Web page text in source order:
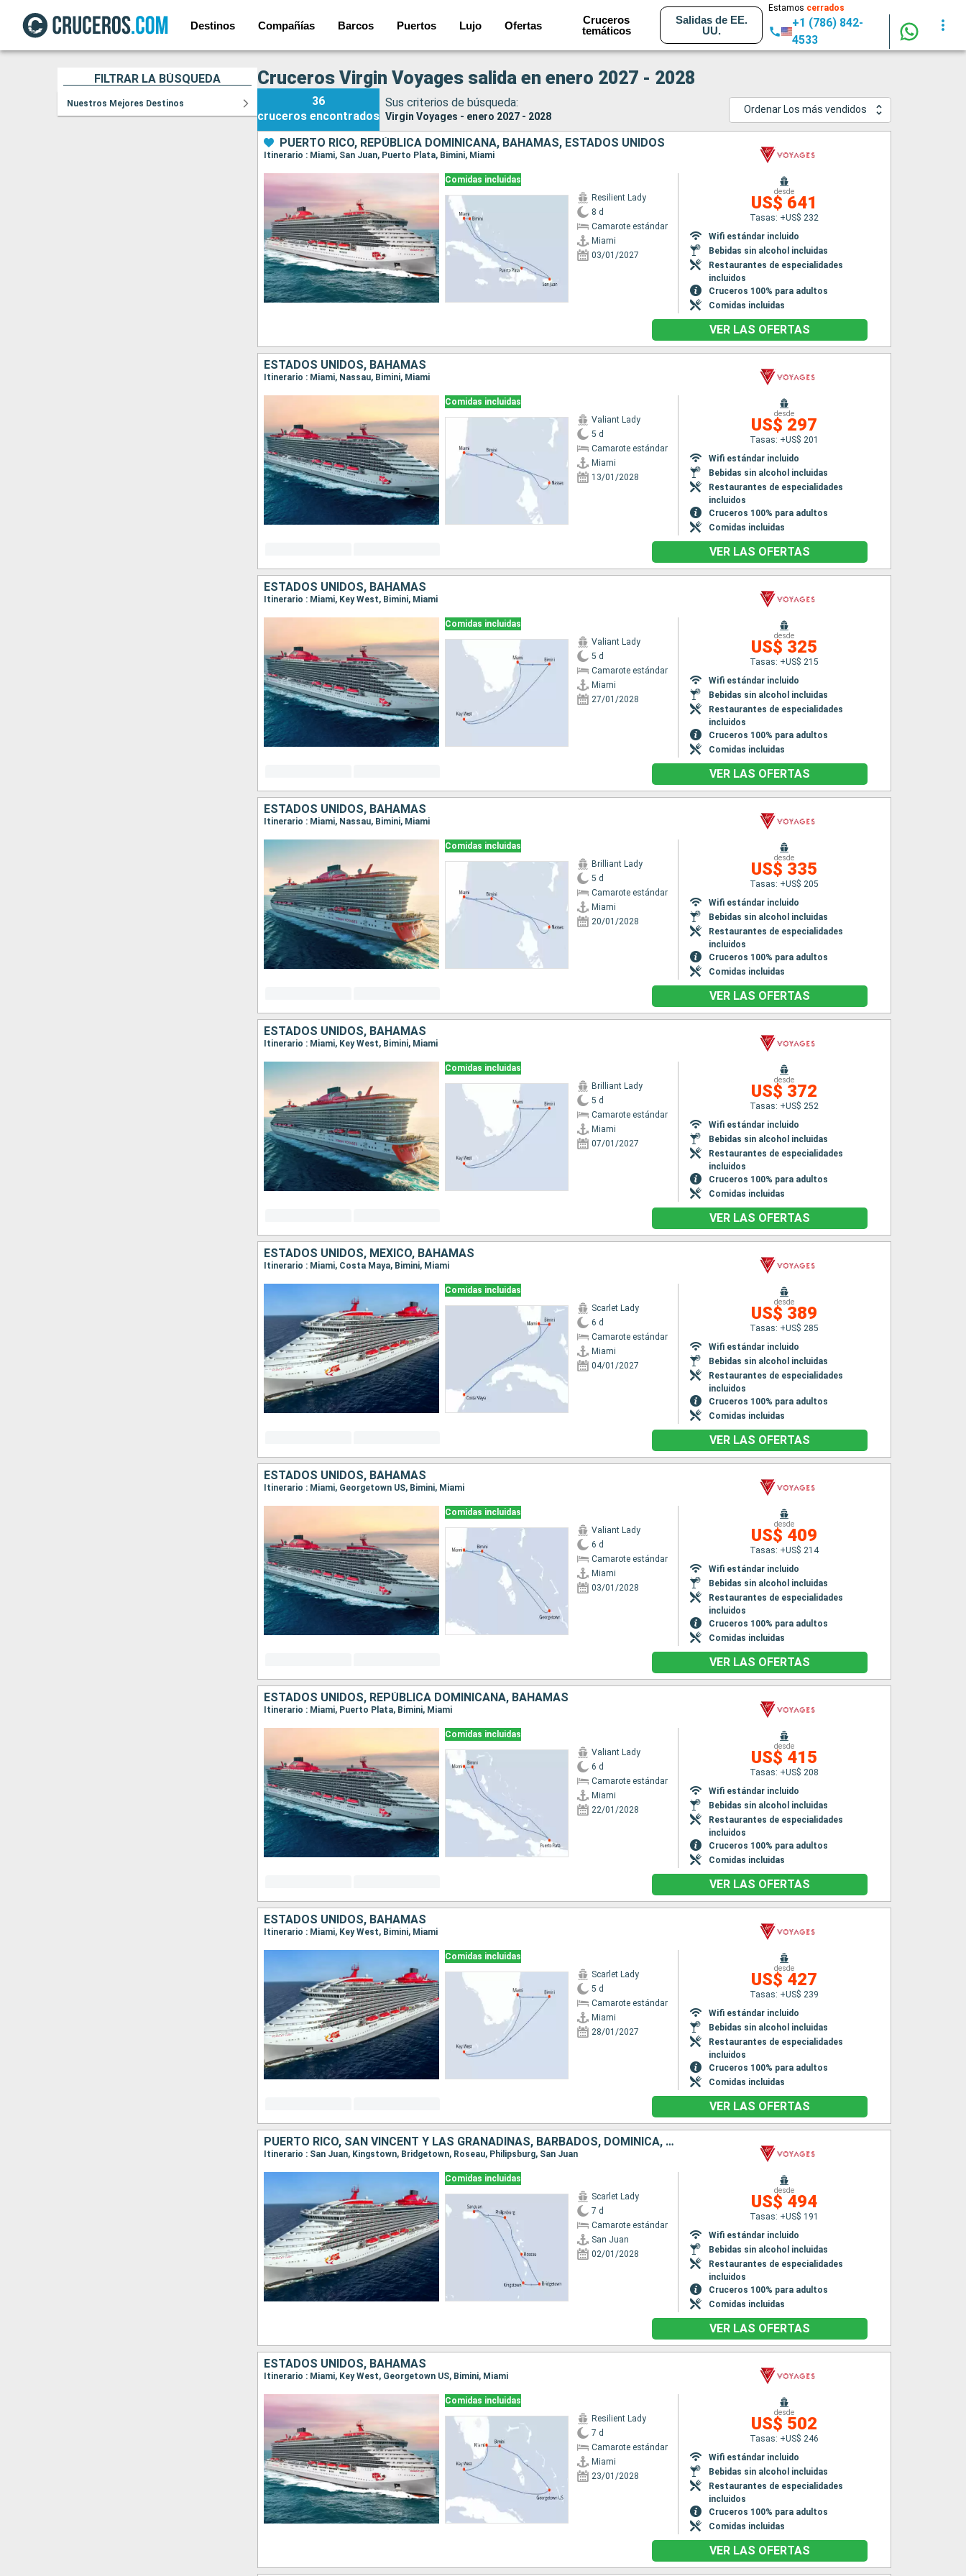
Destinos Compañías Barcos Puertos Lujo Ofertas
Cruceros
temáticos
Salidas de EE.
UU.
Estamos cerrados
+1 (786) 842-
4533
FILTRAR LA BÚSQUEDA
Nuestros Mejores Destinos
Cruceros Virgin Voyages salida en enero 2027 - 2028
36
cruceros encontrados
Sus criterios de búsqueda:
Virgin Voyages - enero 2027 - 2028
Ordenar Los más vendidos
PUERTO RICO, REPÚBLICA DOMINICANA, BAHAMAS, ESTADOS UNIDOS
Itinerario : Miami, San Juan, Puerto Plata, Bimini, Miami
Comidas incluidas
Resilient Lady
8 d
Camarote estándar
Miami
03/01/2027
desde
US$ 641
Tasas: +US$ 232
Wifi estándar incluido
Bebidas sin alcohol incluidas
Restaurantes de especialidades
incluidos
Cruceros 100% para adultos
Comidas incluidas
VER LAS OFERTAS
ESTADOS UNIDOS, BAHAMAS
Itinerario : Miami, Nassau, Bimini, Miami
Comidas incluidas
Valiant Lady
5 d
Camarote estándar
Miami
13/01/2028
desde
US$ 297
Tasas: +US$ 201
Wifi estándar incluido
Bebidas sin alcohol incluidas
Restaurantes de especialidades
incluidos
Cruceros 100% para adultos
Comidas incluidas
VER LAS OFERTAS
ESTADOS UNIDOS, BAHAMAS
Itinerario : Miami, Key West, Bimini, Miami
Comidas incluidas
Valiant Lady
5 d
Camarote estándar
Miami
27/01/2028
desde
US$ 325
Tasas: +US$ 215
Wifi estándar incluido
Bebidas sin alcohol incluidas
Restaurantes de especialidades
incluidos
Cruceros 100% para adultos
Comidas incluidas
VER LAS OFERTAS
ESTADOS UNIDOS, BAHAMAS
Itinerario : Miami, Nassau, Bimini, Miami
Comidas incluidas
Brilliant Lady
5 d
Camarote estándar
Miami
20/01/2028
desde
US$ 335
Tasas: +US$ 205
Wifi estándar incluido
Bebidas sin alcohol incluidas
Restaurantes de especialidades
incluidos
Cruceros 100% para adultos
Comidas incluidas
VER LAS OFERTAS
ESTADOS UNIDOS, BAHAMAS
Itinerario : Miami, Key West, Bimini, Miami
Comidas incluidas
Brilliant Lady
5 d
Camarote estándar
Miami
07/01/2027
desde
US$ 372
Tasas: +US$ 252
Wifi estándar incluido
Bebidas sin alcohol incluidas
Restaurantes de especialidades
incluidos
Cruceros 100% para adultos
Comidas incluidas
VER LAS OFERTAS
ESTADOS UNIDOS, MÉXICO, BAHAMAS
Itinerario : Miami, Costa Maya, Bimini, Miami
Comidas incluidas
Scarlet Lady
6 d
Camarote estándar
Miami
04/01/2027
desde
US$ 389
Tasas: +US$ 285
Wifi estándar incluido
Bebidas sin alcohol incluidas
Restaurantes de especialidades
incluidos
Cruceros 100% para adultos
Comidas incluidas
VER LAS OFERTAS
ESTADOS UNIDOS, BAHAMAS
Itinerario : Miami, Georgetown US, Bimini, Miami
Comidas incluidas
Valiant Lady
6 d
Camarote estándar
Miami
03/01/2028
desde
US$ 409
Tasas: +US$ 214
Wifi estándar incluido
Bebidas sin alcohol incluidas
Restaurantes de especialidades
incluidos
Cruceros 100% para adultos
Comidas incluidas
VER LAS OFERTAS
ESTADOS UNIDOS, REPÚBLICA DOMINICANA, BAHAMAS
Itinerario : Miami, Puerto Plata, Bimini, Miami
Comidas incluidas
Valiant Lady
6 d
Camarote estándar
Miami
22/01/2028
desde
US$ 415
Tasas: +US$ 208
Wifi estándar incluido
Bebidas sin alcohol incluidas
Restaurantes de especialidades
incluidos
Cruceros 100% para adultos
Comidas incluidas
VER LAS OFERTAS
ESTADOS UNIDOS, BAHAMAS
Itinerario : Miami, Key West, Bimini, Miami
Comidas incluidas
Scarlet Lady
5 d
Camarote estándar
Miami
28/01/2027
desde
US$ 427
Tasas: +US$ 239
Wifi estándar incluido
Bebidas sin alcohol incluidas
Restaurantes de especialidades
incluidos
Cruceros 100% para adultos
Comidas incluidas
VER LAS OFERTAS
PUERTO RICO, SAN VINCENT Y LAS GRANADINAS, BARBADOS, DOMINICA, SAN MARTÍN
Itinerario : San Juan, Kingstown, Bridgetown, Roseau, Philipsburg, San Juan
Comidas incluidas
Scarlet Lady
7 d
Camarote estándar
San Juan
02/01/2028
desde
US$ 494
Tasas: +US$ 191
Wifi estándar incluido
Bebidas sin alcohol incluidas
Restaurantes de especialidades
incluidos
Cruceros 100% para adultos
Comidas incluidas
VER LAS OFERTAS
ESTADOS UNIDOS, BAHAMAS
Itinerario : Miami, Key West, Georgetown US, Bimini, Miami
Comidas incluidas
Resilient Lady
7 d
Camarote estándar
Miami
23/01/2028
desde
US$ 502
Tasas: +US$ 246
Wifi estándar incluido
Bebidas sin alcohol incluidas
Restaurantes de especialidades
incluidos
Cruceros 100% para adultos
Comidas incluidas
VER LAS OFERTAS